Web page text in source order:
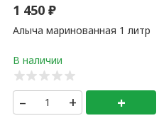
1 450₽
Алыча маринованная 1 литр
– + +